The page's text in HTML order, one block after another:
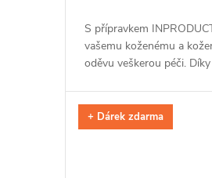
S přípravkem
vašemu koženému a
oděvu veškerou péči.
spojení impregnace a
+ Dárek zdarma